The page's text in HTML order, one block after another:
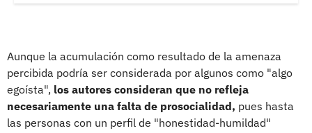
Aunque la acumulación como resultado de la amenaza
percibida podría ser considerada por algunos como "algo
egoísta", los autores consideran que no refleja
necesariamente una falta de prosocialidad, pues hasta
las personas con un perfil de "honestidad-humildad"